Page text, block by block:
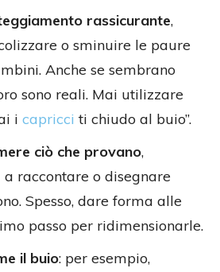
rassicurante,
o sminuire le paure
Anche se sembrano
sono reali. Mai utilizzare
i capricci ti chiudo al buio”.
ciò che provano,
raccontare o disegnare
Spesso, dare forma alle
passo per ridimensionarle.
il buio: per esempio,